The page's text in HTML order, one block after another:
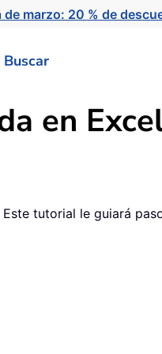
de marzo: 20 % de
Buscar
en
tutorial le guiará